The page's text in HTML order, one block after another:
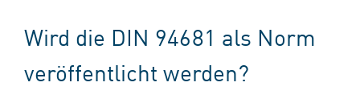
Wird die DIN 94681 als Norm
veröffentlicht werden?